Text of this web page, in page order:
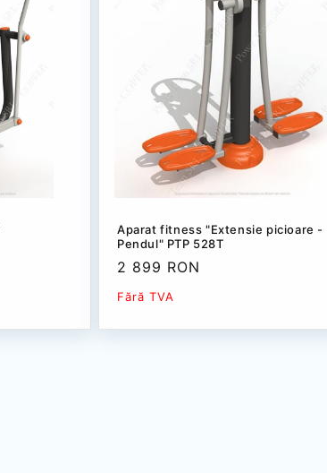
Aparat fitness "Extensie picioare -
Pendul" PTP 528T
Preț
redus
2 899 RON
Fără TVA